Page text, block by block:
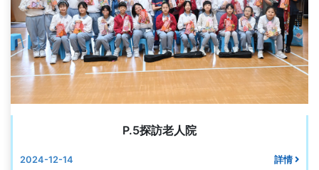
P.5探訪老人院
2024-12-14 詳情